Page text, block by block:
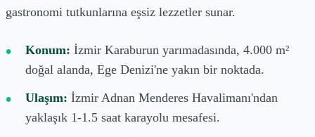
gastronomi tutkunlarına eşsiz lezzetler sunar.
Konum: İzmir Karaburun yarımadasında, 4.000 m²
doğal alanda, Ege Denizi'ne yakın bir noktada.
Ulaşım: İzmir Adnan Menderes Havalimanı'ndan
yaklaşık 1-1.5 saat karayolu mesafesi.